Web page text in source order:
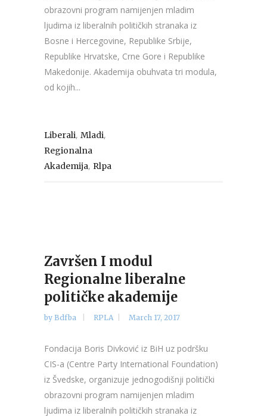
obrazovni program namijenjen mladim
ljudima iz liberalnih političkih stranaka iz
Bosne i Hercegovine, Republike Srbije,
Republike Hrvatske, Crne Gore i Republike
Makedonije. Akademija obuhvata tri modula,
od kojih...
Liberali, Mladi,
Regionalna
Akademija, Rlpa
Završen I modul
Regionalne liberalne
političke akademije
by Bdfba RPLA March 17, 2017
Fondacija Boris Divković iz BiH uz podršku
CIS-a (Centre Party International Foundation)
iz Švedske, organizuje jednogodišnji politički
obrazovni program namijenjen mladim
ljudima iz liberalnih političkih stranaka iz